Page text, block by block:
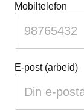
Mobiltelefon
E-post (arbeid)